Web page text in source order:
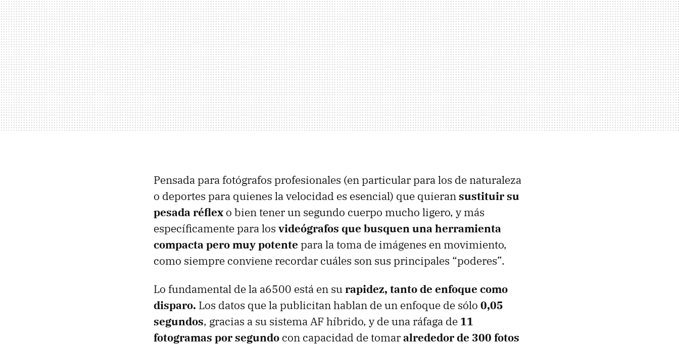
Pensada para fotógrafos profesionales (en particular para los de naturaleza
o deportes para quienes la velocidad es esencial) que quieransustituir su
pesada réflex o bien tener un segundo cuerpo mucho ligero, y más
específicamente para los videógrafos que busquen una herramienta
compacta pero muy potente para la toma de imágenes en movimiento,
como siempre conviene recordar cuáles son sus principales “poderes”.
Lo fundamental de la a6500 está en surapidez, tanto de enfoque como
disparo. Los datos que la publicitan hablan de un enfoque de sólo 0,05
segundos, gracias a su sistema AF híbrido, y de una ráfaga de 11
fotogramas por segundo con capacidad de tomaralrededor de 300 fotos